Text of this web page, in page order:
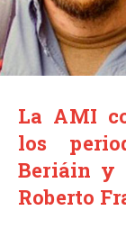
La AMI
los
Beriáin y
Roberto